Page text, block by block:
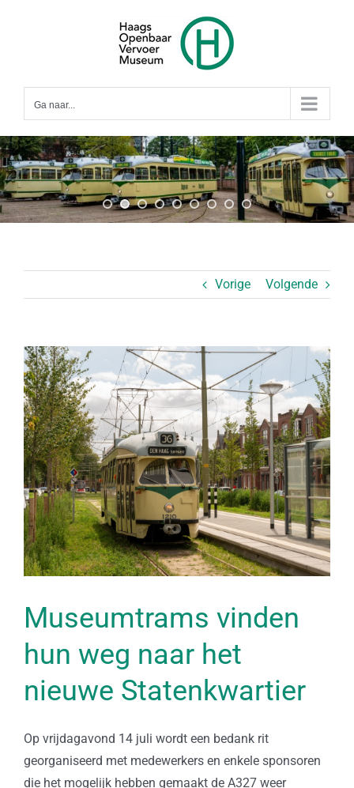
Ga naar...
Vorige Volgende
Bekijk
grotere
afbeelding
Museumtrams vinden
hun weg naar het
nieuwe Statenkwartier
Op vrijdagavond 14 juli wordt een bedank rit
georganiseerd met medewerkers en enkele sponsoren
die het mogelijk hebben gemaakt de A327 weer